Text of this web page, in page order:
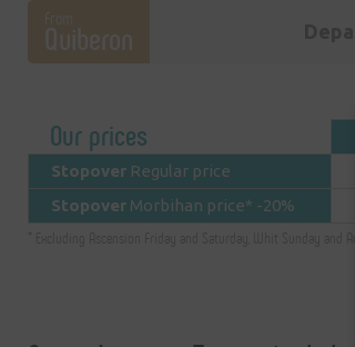
Our prices
Stopover Regular price
Stopover Morbihan price* -20%
Nearest
+